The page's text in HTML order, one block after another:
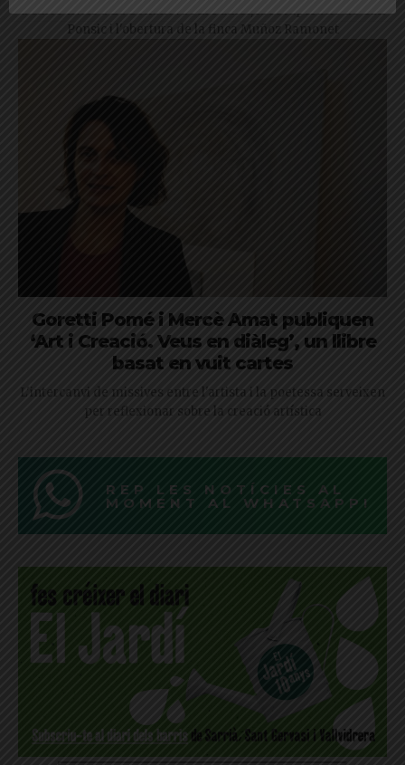
d'eixos cívics a La Bonanova i El Putxet, la recuperació de Can
Ponsic i l'obertura de la finca Muñoz Ramonet
Goretti Pomé i Mercè Amat publiquen
‘Art i Creació. Veus en diàleg’, un llibre
basat en vuit cartes
L'intercanvi de missives entre l'artista i la poetessa serveixen
per reflexionar sobre la creació artística
REP LES NOTÍCIES AL
MOMENT AL WHATSAPP!